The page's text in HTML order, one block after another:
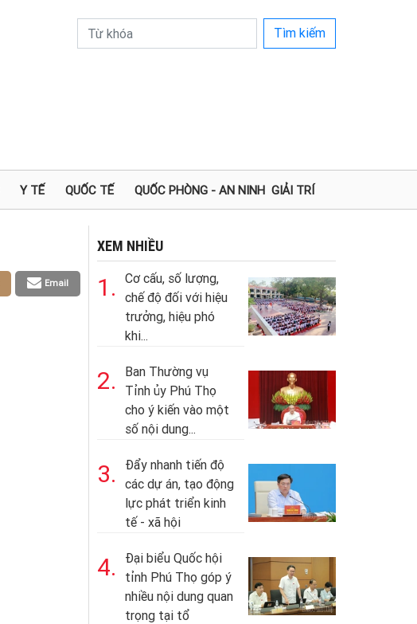
Tìm kiếm
Y TẾ QUỐC TẾ QUỐC PHÒNG - AN NINH GIẢI TRÍ
Email
XEM NHIỀU
1.
Cơ cấu, số lượng,
chế độ đối với hiệu
trưởng, hiệu phó
khi...
2.
Ban Thường vụ
Tỉnh ủy Phú Thọ
cho ý kiến vào một
số nội dung...
3.
Đẩy nhanh tiến độ
các dự án, tạo động
lực phát triển kinh
tế - xã hội
4.
Đại biểu Quốc hội
tỉnh Phú Thọ góp ý
nhiều nội dung quan
trọng tại tổ